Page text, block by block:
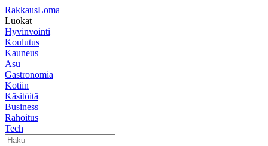
RakkausLoma
Luokat
Hyvinvointi
Koulutus
Kauneus
Asu
Gastronomia
Kotiin
Käsitöitä
Business
Rahoitus
Tech